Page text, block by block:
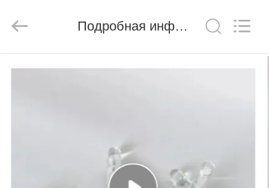
ДОМ
Co.,
Reserved.
Подробная информация о продукте